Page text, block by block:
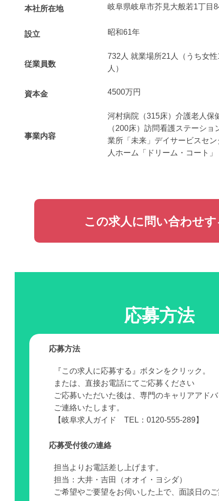
本社所在地 岐阜県岐阜市芥見大般若1丁目
設立 昭和61年
従業員数
732人 就業場所21人（うち女
人）
資本金 4500万円
事業内容
河村病院（315床）介護老人保
（200床）訪問看護ステーシ
業所「未来」デイサービスセ
人ホーム「ドリーム・コート」
この求人に問い合わせ
応募方法
応募方法
『この求人に応募する』ボタンをクリック。
または、直接お電話にてご応募ください
ご応募いただいた後は、専門のキャリアアド
ご連絡いたします。
【岐阜求人ガイド TEL：0120-555-289】
応募受付後の連絡
担当よりお電話差し上げます。
担当：大井・吉田（オオイ・ヨシダ）
ご希望やご要望をお伺いした上で、面談日の